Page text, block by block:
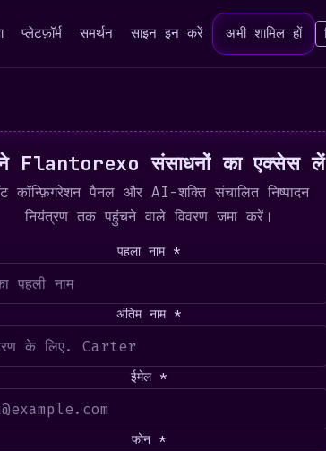
प्लेटफ़ॉर्म समर्थन साइन इन करें अभी शामिल हों
Flantorexo संसाधनों का एक्सेस लें
कॉन्फ़िगरेशन पैनल और AI-शक्ति संचालित निष्पादन
नियंत्रण तक पहुंचने वाले विवरण जमा करें।
पहला नाम *
अंतिम नाम *
ईमेल *
फोन *